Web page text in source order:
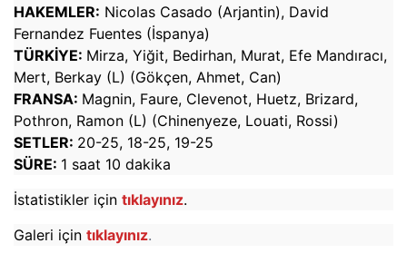
HAKEMLER: Nicolas Casado (Arjantin), David
Fernandez Fuentes (İspanya)
TÜRKİYE: Mirza, Yiğit, Bedirhan, Murat, Efe Mandıracı,
Mert, Berkay (L) (Gökçen, Ahmet, Can)
FRANSA: Magnin, Faure, Clevenot, Huetz, Brizard,
Pothron, Ramon (L) (Chinenyeze, Louati, Rossi)
SETLER: 20-25, 18-25, 19-25
SÜRE: 1 saat 10 dakika
İstatistikler için tıklayınız.
Galeri için tıklayınız.